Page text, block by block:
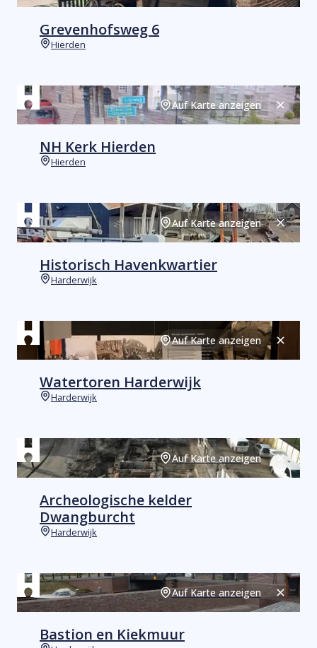
Grevenhofsweg 6
Hierden
Auf Karte anzeigen
NH Kerk Hierden
Hierden
Auf Karte anzeigen
Historisch Havenkwartier
Harderwijk
Auf Karte anzeigen
Watertoren Harderwijk
Harderwijk
Auf Karte anzeigen
Archeologische kelder
Dwangburcht
Harderwijk
Auf Karte anzeigen
Bastion en Kiekmuur